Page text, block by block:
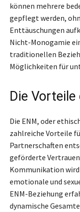
können mehrere
gepflegt werden,
Enttäuschungen
Nicht-Monogamie
traditionellen
Möglichkeiten für
Die Vorteile
Die ENM, oder
zahlreiche Vorteile
Partnerschaften
geförderte
Kommunikation
emotionale und
ENM-Beziehung
dynamische